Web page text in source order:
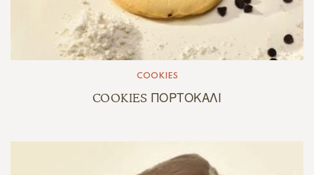
COOKIES
COOKIES ΠΟΡΤΟΚΑΛΙ